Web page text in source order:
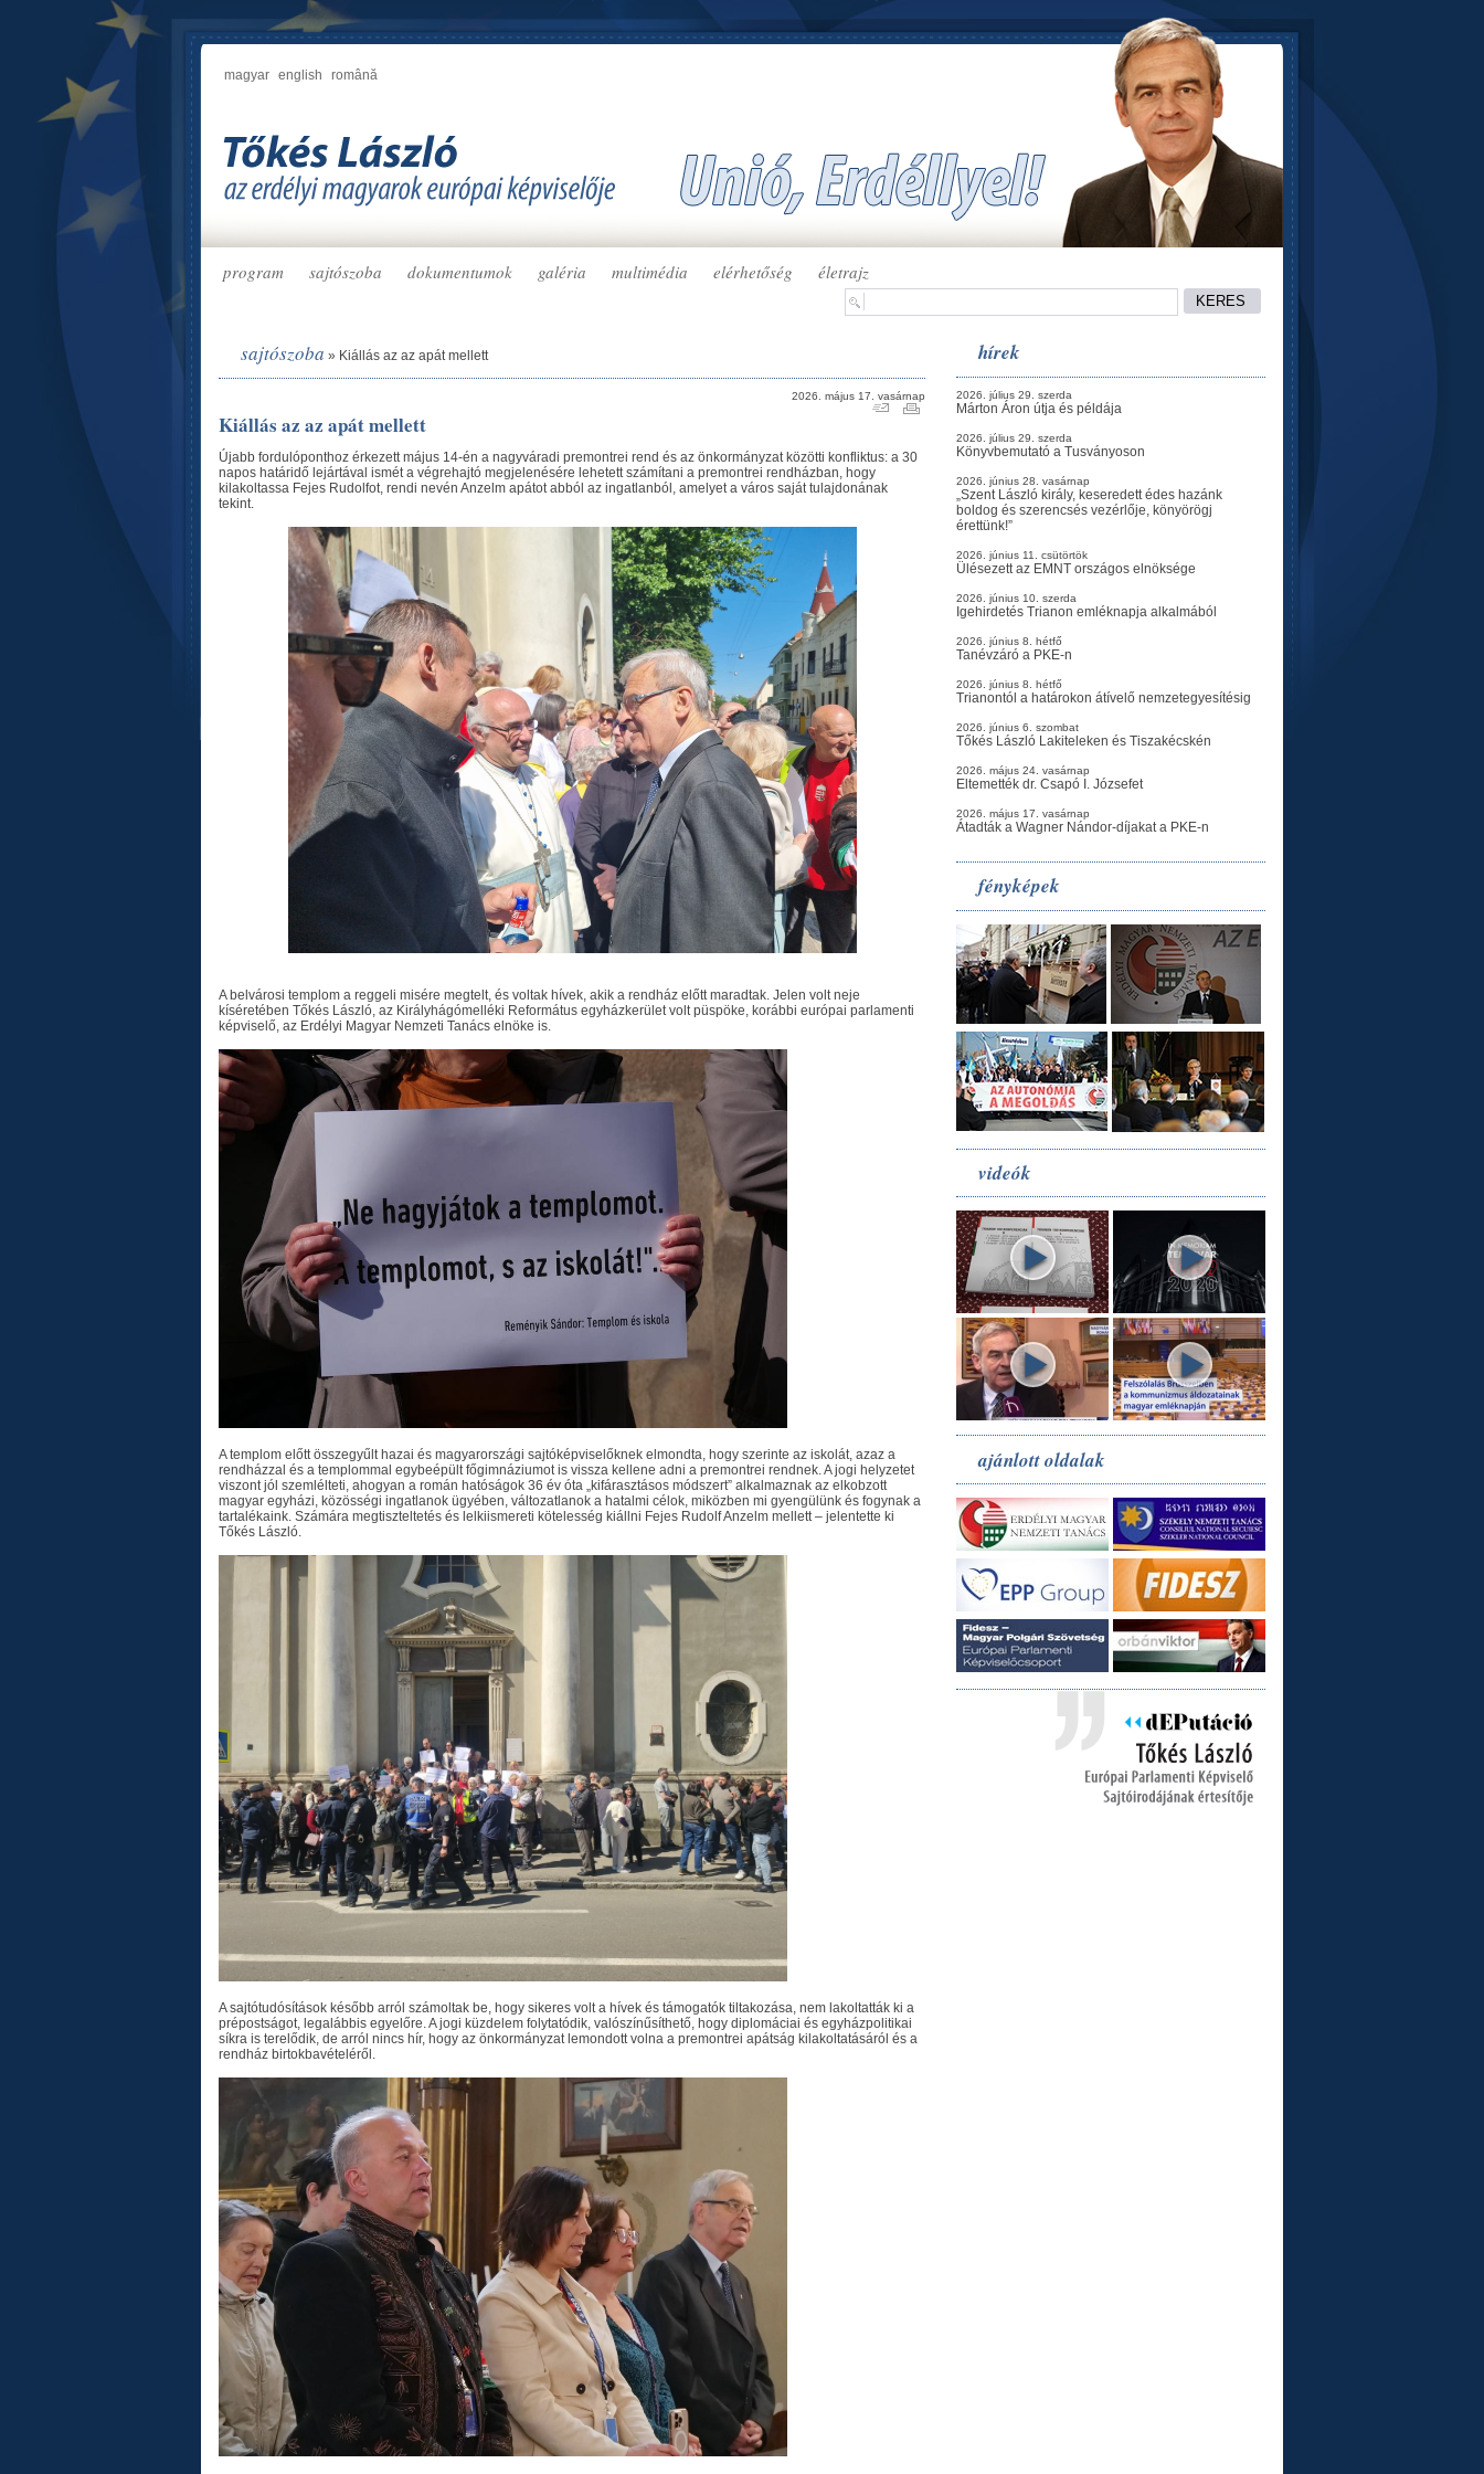
magyar english română
program sajtószoba dokumentumok galéria multimédia elérhetőség életrajz
sajtószoba » Kiállás az az apát mellett
2026. május 17. vasárnap
Kiállás az az apát mellett
Újabb fordulóponthoz érkezett május 14-én a nagyváradi premontrei rend és az önkormányzat közötti konfliktus: a 30
napos határidő lejártával ismét a végrehajtó megjelenésére lehetett számítani a premontrei rendházban, hogy
kilakoltassa Fejes Rudolfot, rendi nevén Anzelm apátot abból az ingatlanból, amelyet a város saját tulajdonának
tekint.
A belvárosi templom a reggeli misére megtelt, és voltak hívek, akik a rendház előtt maradtak. Jelen volt neje
kíséretében Tőkés László, az Királyhágómelléki Református egyházkerület volt püspöke, korábbi európai parlamenti
képviselő, az Erdélyi Magyar Nemzeti Tanács elnöke is.
A templom előtt összegyűlt hazai és magyarországi sajtóképviselőknek elmondta, hogy szerinte az iskolát, azaz a
rendházzal és a templommal egybeépült főgimnáziumot is vissza kellene adni a premontrei rendnek. A jogi helyzetet
viszont jól szemlélteti, ahogyan a román hatóságok 36 év óta „kifárasztásos módszert” alkalmaznak az elkobzott
magyar egyházi, közösségi ingatlanok ügyében, változatlanok a hatalmi célok, miközben mi gyengülünk és fogynak a
tartalékaink. Számára megtiszteltetés és lelkiismereti kötelesség kiállni Fejes Rudolf Anzelm mellett – jelentette ki
Tőkés László.
A sajtótudósítások később arról számoltak be, hogy sikeres volt a hívek és támogatók tiltakozása, nem lakoltatták ki a
prépostságot, legalábbis egyelőre. A jogi küzdelem folytatódik, valószínűsíthető, hogy diplomáciai és egyházpolitikai
síkra is terelődik, de arról nincs hír, hogy az önkormányzat lemondott volna a premontrei apátság kilakoltatásáról és a
rendház birtokbavételéről.
hírek
2026. július 29. szerda
Márton Áron útja és példája
2026. július 29. szerda
Könyvbemutató a Tusványoson
2026. június 28. vasárnap
„Szent László király, keseredett édes hazánk
boldog és szerencsés vezérlője, könyörögj
érettünk!”
2026. június 11. csütörtök
Ülésezett az EMNT országos elnöksége
2026. június 10. szerda
Igehirdetés Trianon emléknapja alkalmából
2026. június 8. hétfő
Tanévzáró a PKE-n
2026. június 8. hétfő
Trianontól a határokon átívelő nemzetegyesítésig
2026. június 6. szombat
Tőkés László Lakiteleken és Tiszakécskén
2026. május 24. vasárnap
Eltemették dr. Csapó I. Józsefet
2026. május 17. vasárnap
Átadták a Wagner Nándor-díjakat a PKE-n
fényképek
videók
ajánlott oldalak